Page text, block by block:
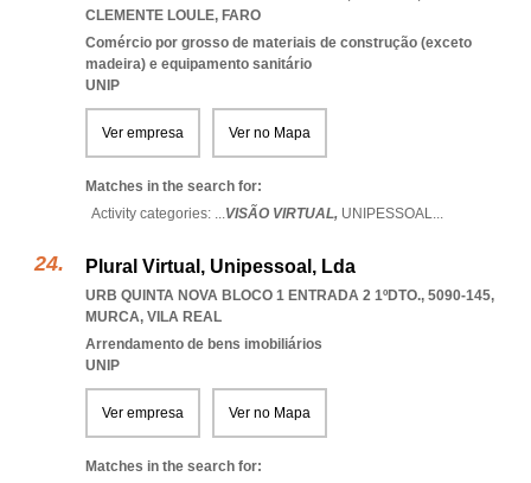
CLEMENTE LOULE, FARO
Comércio por grosso de materiais de construção (exceto
madeira) e equipamento sanitário
UNIP
Ver empresa Ver no Mapa
Matches in the search for:
Activity categories: ...VISÃO VIRTUAL, UNIPESSOAL...
Plural Virtual, Unipessoal, Lda
URB QUINTA NOVA BLOCO 1 ENTRADA 2 1ºDTO., 5090-145,
MURCA, VILA REAL
Arrendamento de bens imobiliários
UNIP
Ver empresa Ver no Mapa
Matches in the search for: